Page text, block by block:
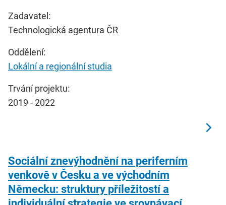
Zadavatel:
Technologická agentura ČR
Oddělení:
Lokální a regionální studia
Trvání projektu:
2019 - 2022
Sociální znevýhodnění na periferním
venkově v Česku a ve východním
Německu: struktury příležitostí a